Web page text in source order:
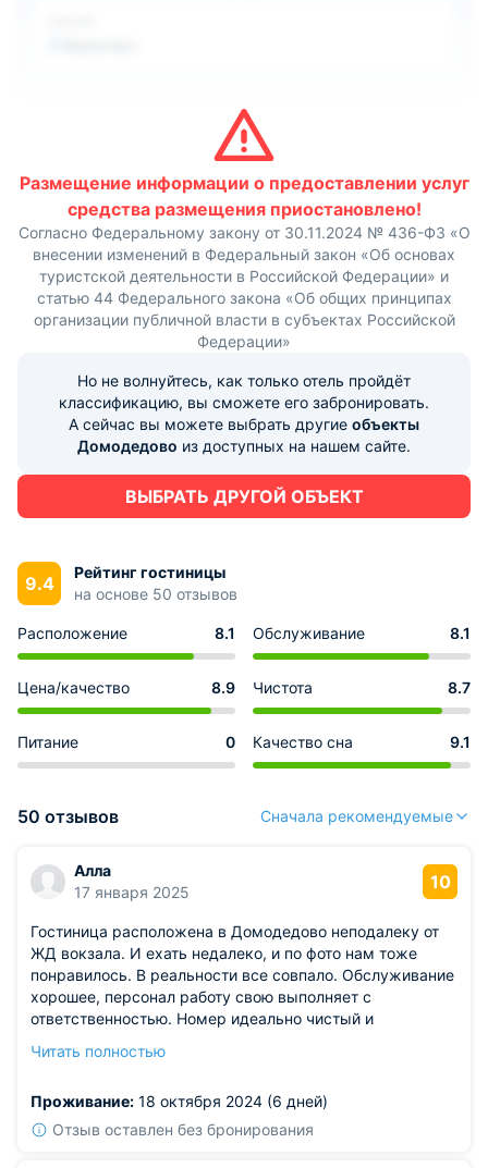
Размещение информации о предоставлении услуг
средства размещения приостановлено!
Согласно Федеральному закону от 30.11.2024 № 436-ФЗ «О
внесении изменений в Федеральный закон «Об основах
туристской деятельности в Российской Федерации» и
статью 44 Федерального закона «Об общих принципах
организации публичной власти в субъектах Российской
Федерации»
Но не волнуйтесь, как только отель пройдёт
классификацию, вы сможете его забронировать.
А сейчас вы можете выбрать другие объекты
Домодедово из доступных на нашем сайте.
ВЫБРАТЬ ДРУГОЙ ОБЪЕКТ
9.4
Рейтинг гостиницы
на основе 50 отзывов
Расположение 8.1 Обслуживание 8.1
Цена/качество 8.9 Чистота 8.7
Питание 0 Качество сна 9.1
50 отзывов Сначала рекомендуемые
Алла
17 января 2025
10
Гостиница расположена в Домодедово неподалеку от
ЖД вокзала. И ехать недалеко, и по фото нам тоже
понравилось. В реальности все совпало. Обслуживание
хорошее, персонал работу свою выполняет с
ответственностью. Номер идеально чистый и
гостиницей находится большой ТЦ, магазины и
Читать полностью
Проживание: 18 октября 2024 (6 дней)
Отзыв оставлен без бронирования